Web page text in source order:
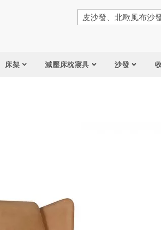
搜
床架 減壓床枕寢具 沙發